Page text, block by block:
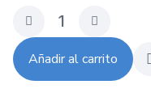
Añadir al carrito